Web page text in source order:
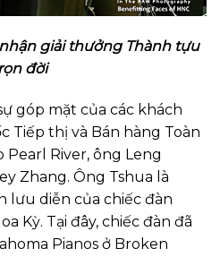
nhận giải thưởng Thành tựu
đời
góp mặt của các khách
Tiếp thị và Bán hàng Toàn
Pearl River, ông Leng
Zhang. Ông Tshua là
lưu diễn của chiếc đàn
Kỳ. Tại đây, chiếc đàn đã
Pianos ở Broken